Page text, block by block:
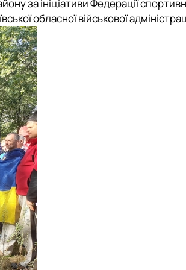
за ініціативи Федерації
обласної військової